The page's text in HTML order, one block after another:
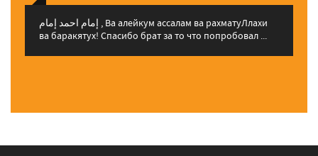
إمام احمد إمام , Ва алейкум ассалам ва рахматуЛлахи
ва баракятух! Спасибо брат за то что попробовал ...